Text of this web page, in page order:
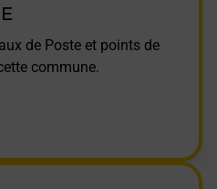
de Poste et points de
commune.